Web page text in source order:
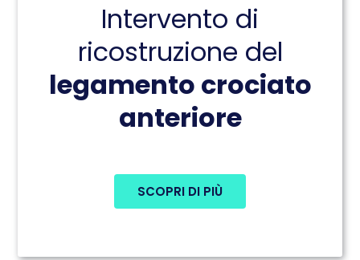
Intervento di
ricostruzione del
legamento crociato
anteriore
SCOPRI DI PIÙ